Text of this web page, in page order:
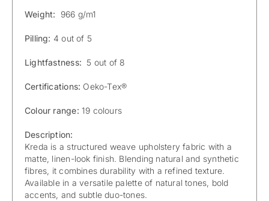
Weight: 966 g/m1
Pilling: 4 out of 5
Lightfastness: 5 out of 8
Certifications: Oeko-Tex®
Colour range: 19 colours
Description:
Kreda is a structured weave upholstery fabric with a
matte, linen-look finish. Blending natural and synthetic
fibres, it combines durability with a refined texture.
Available in a versatile palette of natural tones, bold
accents, and subtle duo-tones.